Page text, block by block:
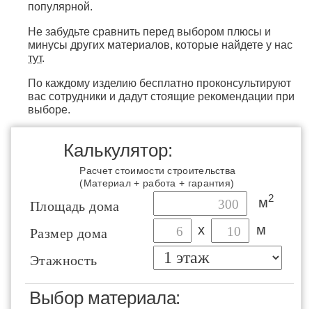
популярной.
Не забудьте сравнить перед выбором плюсы и
минусы других материалов, которые найдете у нас
тут.
По каждому изделию бесплатно проконсультируют
вас сотрудники и дадут стоящие рекомендации при
выборе.
Калькулятор:
Расчет стоимости строительства
(Материал + работа + гарантия)
Площадь дома м2
Размер дома х м
Этажность
Выбор материала: